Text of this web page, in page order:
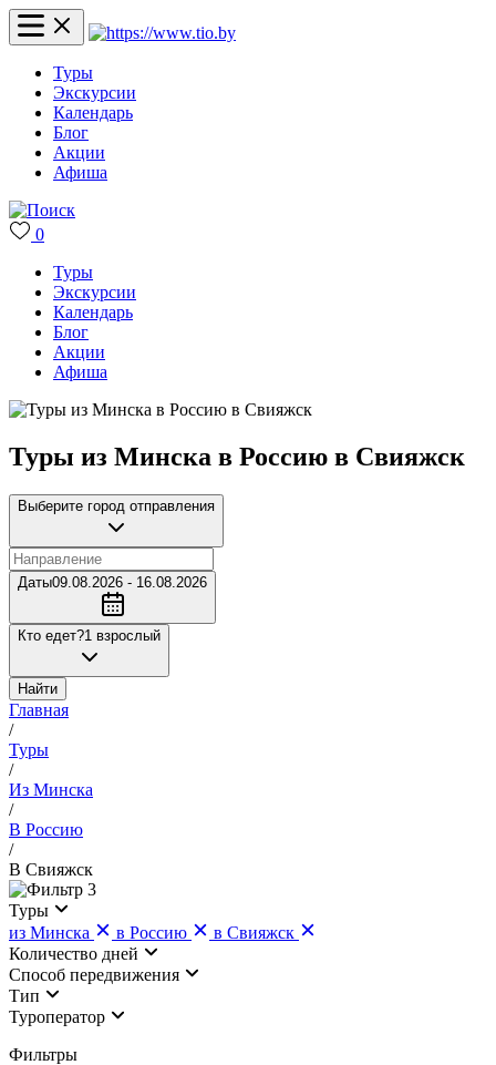
Туры
Экскурсии
Календарь
Блог
Акции
Афиша
0
Туры
Экскурсии
Календарь
Блог
Акции
Афиша
Туры из Минска в Россию в Свияжск
Выберите город отправления
Даты09.08.2026 - 16.08.2026
Кто едет?1 взрослый
Найти
Главная
/
Туры
/
Из Минска
/
В Россию
/
В Свияжск
3
Туры
из Минска
в Россию
в Свияжск
Количество дней
Cпособ передвижения
Тип
Туроператор
Фильтры